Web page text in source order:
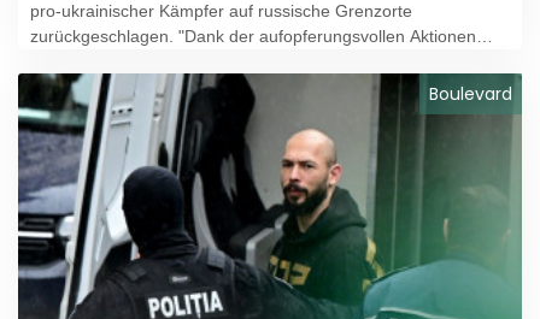
pro-ukrainischer Kämpfer auf russische Grenzorte
zurückgeschlagen. "Dank der aufopferungsvollen Aktionen
Terrorgruppen zurückgeschlagen", erklärte am Dienstagabend
das Verteidigungsministerium in Moskau. Die Angreifer seien
von der russischen Armee durch die Luftwaffe, Raketen und
Artilleriefeuer vertrieben worden.
Boulevard